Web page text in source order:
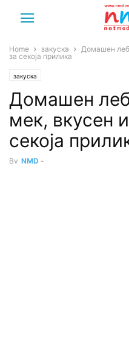
Home закуска
Домашен леб
за секоја прилика
закуска
Домашен
мек, вкусен
секоја
By NMD -